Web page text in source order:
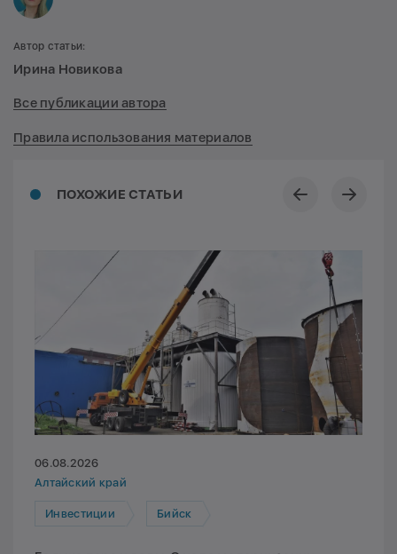
ПОХОЖИЕ СТАТЬИ
06.08.2026
Алтайский край
Инвестиции Бийск
Автор статьи:
Ирина Новикова
Все публикации автора
Правила использования материалов